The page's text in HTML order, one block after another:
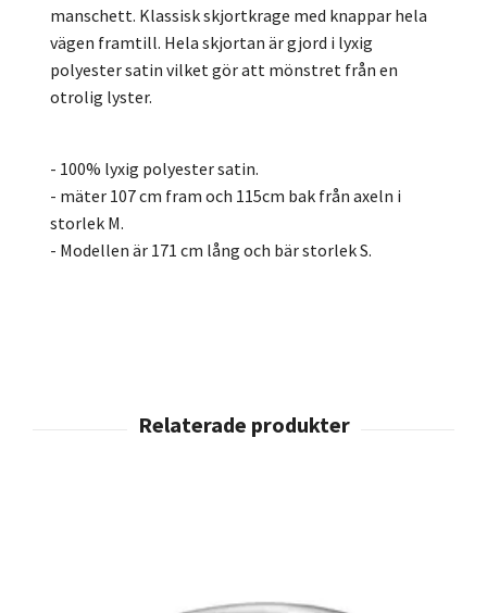
manschett. Klassisk skjortkrage med knappar hela
vägen framtill. Hela skjortan är gjord i lyxig
polyester satin vilket gör att mönstret från en
otrolig lyster.
- 100% lyxig polyester satin.
- mäter 107 cm fram och 115cm bak från axeln i
storlek M.
- Modellen är 171 cm lång och bär storlek S.